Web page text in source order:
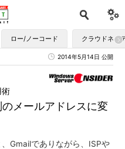
ロー/ノーコード クラウドネイ
2014年5月14日 公開
メールアドレスに変
術
Gmailでありながら、ISPや